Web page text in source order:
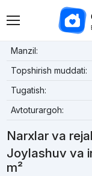
Manzil:
Topshirish muddati:
Tugatish:
Avtoturargoh:
Narxlar va
Joylashuv va
m²